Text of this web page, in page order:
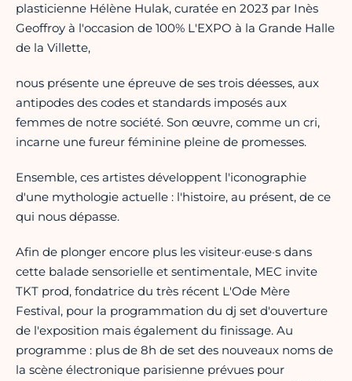
plasticienne Hélène Hulak, curatée en 2023 par Inès
Geoffroy à l'occasion de 100% L'EXPO à la Grande Halle
de la Villette,
nous présente une épreuve de ses trois déesses, aux
antipodes des codes et standards imposés aux
femmes de notre société. Son œuvre, comme un cri,
incarne une fureur féminine pleine de promesses.
Ensemble, ces artistes développent l'iconographie
d'une mythologie actuelle : l'histoire, au présent, de ce
qui nous dépasse.
Afin de plonger encore plus les visiteur·euse·s dans
cette balade sensorielle et sentimentale, MEC invite
TKT prod, fondatrice du très récent L'Ode Mère
Festival, pour la programmation du dj set d'ouverture
de l'exposition mais également du finissage. Au
programme : plus de 8h de set des nouveaux noms de
la scène électronique parisienne prévues pour